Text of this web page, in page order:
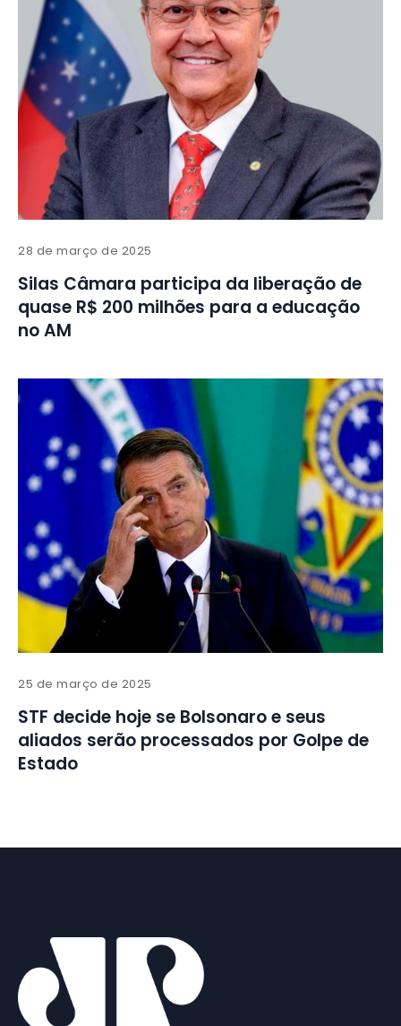
28 de março de 2025
Silas Câmara participa da liberação de
quase R$ 200 milhões para a educação
no AM
25 de março de 2025
STF decide hoje se Bolsonaro e seus
aliados serão processados por Golpe de
Estado